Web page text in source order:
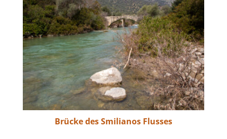
Brücke des Smilianos Flusses